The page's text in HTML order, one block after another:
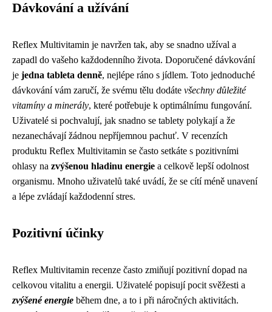
Dávkování a užívání
Reflex Multivitamin je navržen tak, aby se snadno užíval a
zapadl do vašeho každodenního života. Doporučené dávkování
je jedna tableta denně, nejlépe ráno s jídlem. Toto jednoduché
dávkování vám zaručí, že svému tělu dodáte všechny důležité
vitamíny a minerály, které potřebuje k optimálnímu fungování.
Uživatelé si pochvalují, jak snadno se tablety polykají a že
nezanechávají žádnou nepříjemnou pachuť. V recenzích
produktu Reflex Multivitamin se často setkáte s pozitivními
ohlasy na zvýšenou hladinu energie a celkově lepší odolnost
organismu. Mnoho uživatelů také uvádí, že se cítí méně unavení
a lépe zvládají každodenní stres.
Pozitivní účinky
Reflex Multivitamin recenze často zmiňují pozitivní dopad na
celkovou vitalitu a energii. Uživatelé popisují pocit svěžesti a
zvýšené energie během dne, a to i při náročných aktivitách.